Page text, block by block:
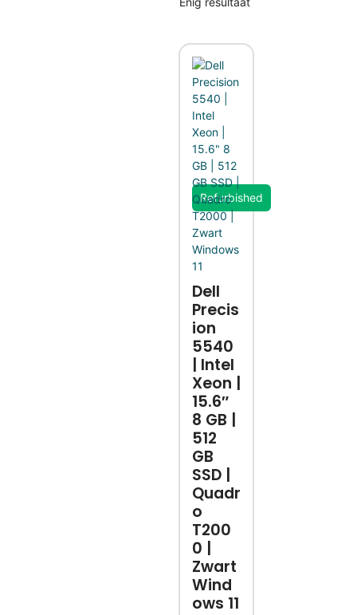
Refurbished
Dell
Precis
ion
5540
| Intel
Xeon |
15.6″
8 GB |
512
GB
SSD |
Quadr
o
T200
0 |
Zwart
Wind
ows 11